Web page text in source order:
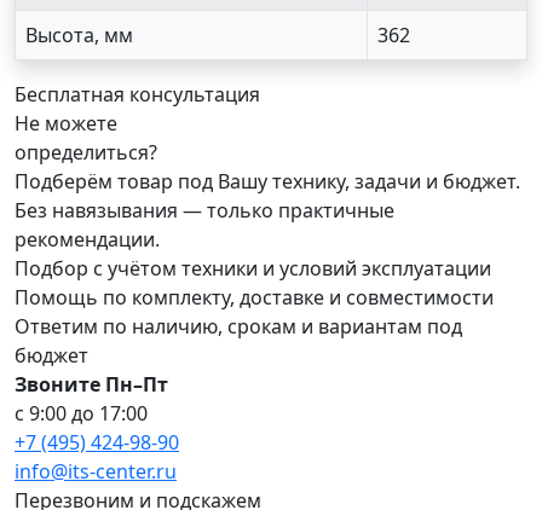
Высота, мм
362
Бесплатная консультация
Не можете
определиться?
Подберём товар под Вашу технику, задачи и бюджет.
Без навязывания — только практичные
рекомендации.
Подбор с учётом техники и условий эксплуатации
Помощь по комплекту, доставке и совместимости
Ответим по наличию, срокам и вариантам под
бюджет
Звоните Пн–Пт
с 9:00 до 17:00
+7 (495) 424-98-90
info@its-center.ru
Перезвоним и подскажем